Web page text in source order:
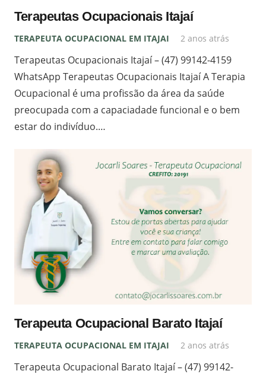
Terapeutas Ocupacionais Itajaí
TERAPEUTA OCUPACIONAL EM ITAJAI 2 anos atrás
Terapeutas Ocupacionais Itajaí – (47) 99142-4159
WhatsApp Terapeutas Ocupacionais Itajaí A Terapia
Ocupacional é uma profissão da área da saúde
preocupada com a capaciadade funcional e o bem
estar do indivíduo.…
Terapeuta Ocupacional Barato Itajaí
TERAPEUTA OCUPACIONAL EM ITAJAI 2 anos atrás
Terapeuta Ocupacional Barato Itajaí – (47) 99142-